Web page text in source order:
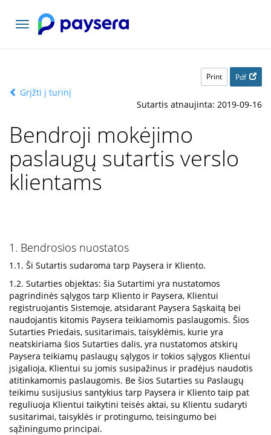
Toggle
navigation
Print Pdf
Grįžti į turinį
Sutartis atnaujinta: 2019-09-16
Bendroji mokėjimo
paslaugų sutartis verslo
klientams
1. Bendrosios nuostatos
1.1. Ši Sutartis sudaroma tarp Paysera ir Kliento.
1.2. Sutarties objektas: šia Sutartimi yra nustatomos
pagrindinės sąlygos tarp Kliento ir Paysera, Klientui
registruojantis Sistemoje, atsidarant Paysera Sąskaitą bei
naudojantis kitomis Paysera teikiamomis paslaugomis. Šios
Sutarties Priedais, susitarimais, taisyklėmis, kurie yra
neatskiriama šios Sutarties dalis, yra nustatomos atskirų
Paysera teikiamų paslaugų sąlygos ir tokios sąlygos Klientui
įsigalioja, Klientui su jomis susipažinus ir pradėjus naudotis
atitinkamomis paslaugomis. Be šios Sutarties su Paslaugų
teikimu susijusius santykius tarp Paysera ir Kliento taip pat
reguliuoja Klientui taikytini teisės aktai, su Klientu sudaryti
susitarimai, taisyklės ir protingumo, teisingumo bei
sąžiningumo principai.